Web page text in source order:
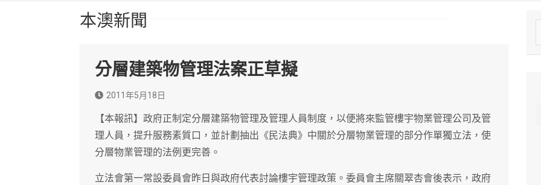
本澳新聞
分層建築物管理法案正草擬
2011年5月18日
【本報訊】政府正制定分層建築物管理及管理人員制度，以便將來監管樓宇物業管理公司及管
理人員，提升服務素質口，並計劃抽出《民法典》中關於分層物業管理的部分作單獨立法，使
分層物業管理的法例更完善。
立法會第一常設委員會昨日與政府代表討論樓宇管理政策。委員會主席關翠杏會後表示，政府
e